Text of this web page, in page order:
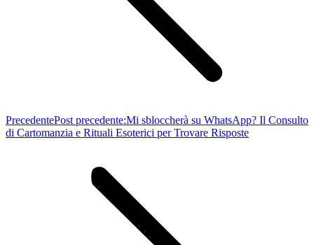
PrecedentePost precedente:Mi sbloccherà su WhatsApp? Il Consulto
di Cartomanzia e Rituali Esoterici per Trovare Risposte